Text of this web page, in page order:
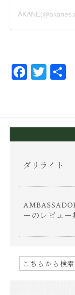
AKANE
Fa T
ダリライト
ーのレビュー